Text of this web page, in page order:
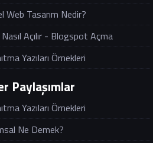
Web Tasarım Nedir?
Açılır - Blogspot Açma
Yazıları Örnekleri
Paylaşımlar
Yazıları Örnekleri
Ne Demek?